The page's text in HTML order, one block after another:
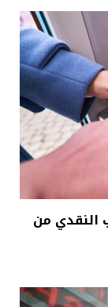
النقدي من